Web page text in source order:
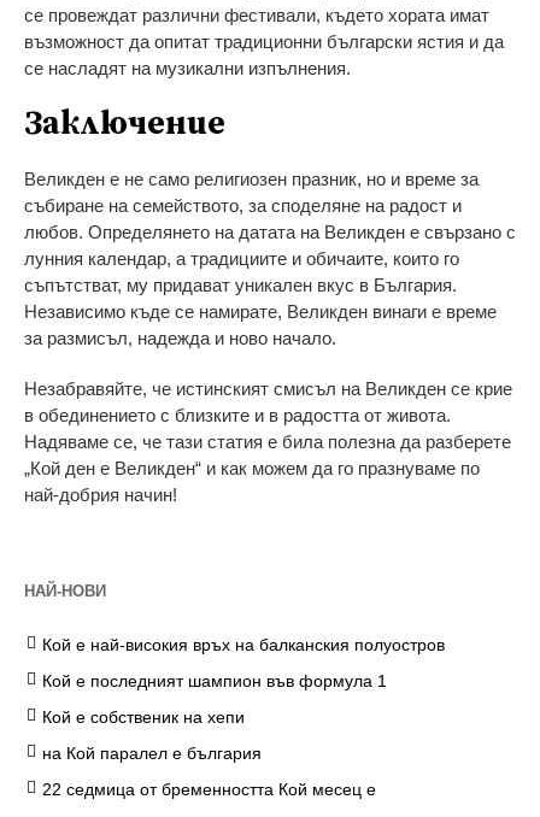
се провеждат различни фестивали, където хората имат
възможност да опитат традиционни български ястия и да
се насладят на музикални изпълнения.
Заключение
Великден е не само религиозен празник, но и време за
събиране на семейството, за споделяне на радост и
любов. Определянето на датата на Великден е свързано с
лунния календар, а традициите и обичаите, които го
съпътстват, му придават уникален вкус в България.
Независимо къде се намирате, Великден винаги е време
за размисъл, надежда и ново начало.
Незабравяйте, че истинският смисъл на Великден се крие
в обединението с близките и в радостта от живота.
Надяваме се, че тази статия е била полезна да разберете
„Кой ден е Великден“ и как можем да го празнуваме по
най-добрия начин!
НАЙ-НОВИ
Кой е най-високия връх на балканския полуостров
Кой е последният шампион във формула 1
Кой е собственик на хепи
на Кой паралел е българия
22 седмица от бременността Кой месец е